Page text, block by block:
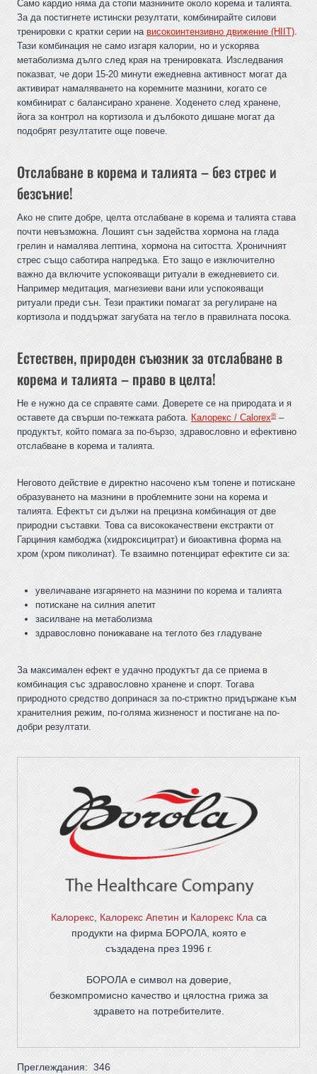
Само кардио няма да стопи мазнините около корема и талията.
За да постигнете истински резултати, комбинирайте силови
тренировки с кратки серии на високоинтензивно движение (HIIT).
Тази комбинация не само изгаря калории, но и ускорява
метаболизма дълго след края на тренировката. Изследвания
показват, че дори 15-20 минути ежедневна активност могат да
активират намаляването на коремните мазнини, когато се
комбинират с балансирано хранене. Ходенето след хранене,
йога за контрол на кортизола и дълбокото дишане могат да
подобрят резултатите още повече.
Отслабване в корема и талията – без стрес и
безсъние!
Ако не спите добре, целта отслабване в корема и талията става
почти невъзможна. Лошият сън задейства хормона на глада
грелин и намалява лептина, хормона на ситостта. Хроничният
стрес също саботира напредъка. Ето защо е изключително
важно да включите успокояващи ритуали в ежедневието си.
Например медитация, магнезиеви вани или успокояващи
ритуали преди сън. Тези практики помагат за регулиране на
кортизола и поддържат загубата на тегло в правилната посока.
Естествен, природен съюзник за отслабване в
корема и талията – право в целта!
Не е нужно да се справяте сами. Доверете се на природата и я
оставете да свърши по-тежката работа. Калорекс / Calorex®–
продуктът, който помага за по-бързо, здравословно и ефективно
отслабване в корема и талията.
Неговото действие е директно насочено към топене и потискане
образуването на мазнини в проблемните зони на корема и
талията. Ефектът си дължи на прецизна комбинация от две
природни съставки. Това са висококачествени екстракти от
Гарциния камбоджа (хидроксицитрат) и биоактивна форма на
хром (хром пиколинат). Те взаимно потенцират ефектите си за:
увеличаване изгарянето на мазнини по корема и талията
потискане на силния апетит
засилване на метаболизма
здравословно понижаване на теглото без гладуване
За максимален ефект е удачно продуктът да се приема в
комбинация със здравословно хранене и спорт. Тогава
природното средство допринася за по-стриктно придържане към
хранителния режим, по-голяма жизненост и постигане на по-
добри резултати.
Калорекс, Калорекс Апетин и Калорекс Класа
продукти на фирмаБОРОЛА, която е
създадена през 1996 г.
БОРОЛА е символ на доверие,
безкомпромисно качество и цялостна грижа за
здравето на потребителите.
Преглеждания: 346